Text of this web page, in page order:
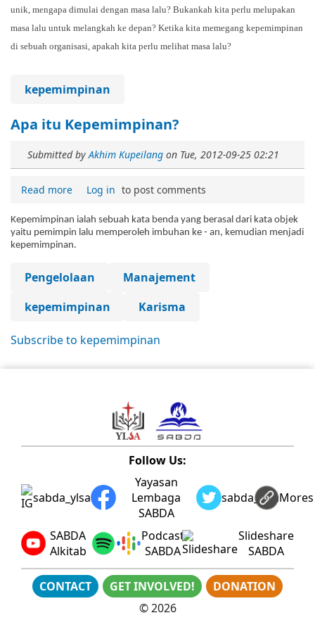
unik, mengapa dimulai dengan masa lalu? Bukankah kita perlu melupakan
masa lalu untuk melangkah ke depan? Ketika kita memegang kepemimpinan
di sebuah organisasi, apakah kita perlu melihat masa lalu?
kepemimpinan
Apa itu Kepemimpinan?
Submitted byAkhim Kupeilang on Tue, 2012-09-25 02:21
Read more Log in to post comments
Kepemimpinan ialah sebuah kata benda yang berasal dari kata objek
yaitu pemimpin lalu memperoleh imbuhan ke - an, kemudian menjadi
kepemimpinan.
Pengelolaan
Manajement
kepemimpinan
Karisma
Subscribe to kepemimpinan
Follow Us:
sabda_ylsa
Yayasan
Lembaga
SABDA
sabda_ylsaMores
SABDA
Alkitab
Podcast
SABDA
Slideshare
SABDA
CONTACT GET INVOLVED!
DONATION
©2026